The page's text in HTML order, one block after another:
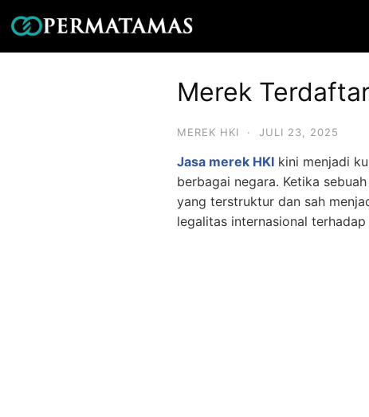
Merek
MEREK HKI · JULI 23, 2025
Jasa merek HKI kini menjadi
berbagai negara. Ketika
yang terstruktur dan sah
legalitas internasional